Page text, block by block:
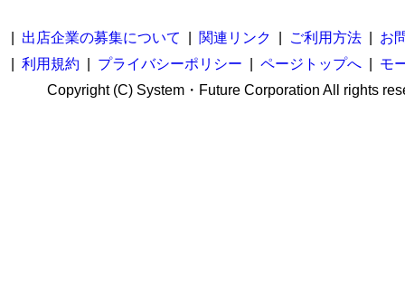
出店企業の募集について 関連リンク ご利用方法
お
利用規約 プライバシーポリシー ページトップへ
モ
Copyright (C) System・Future Corporation All rights